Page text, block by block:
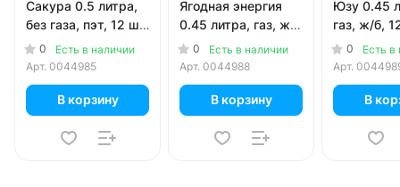
Сакура 0.5 литра,
без газа, пэт, 12 шт.
в уп.
0
Есть в наличии
Арт. 0044985
В корзину
Ягодная энергия
0.45 литра, газ, ж/
б, 12 шт. в уп.
0
Есть в наличии
Арт. 0044988
В корзину
Юзу 0.45
газ, ж/б,
уп.0
Есть в
Арт.
В